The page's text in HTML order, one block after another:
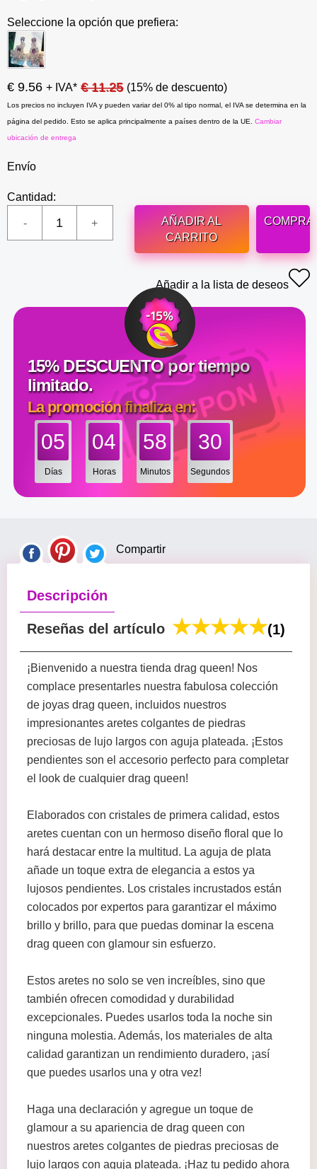
Seleccione la opción que prefiera:
€ 9.56 + IVA* € 11.25 (15% de descuento)
Los precios no incluyen IVA y pueden variar del 0% al tipo normal, el IVA se determina en la
página del pedido. Esto se aplica principalmente a países dentro de la UE. Cambiar
ubicación de entrega
Envío
Cantidad:
AÑADIR AL
CARRITO
Añadir a la lista de deseos
15% DESCUENTO por tiempo
limitado.
La promoción finaliza en:
05
Días
04
Horas
58
Minutos
30
Segundos
Compartir
Descripción
Reseñas del artículo (1)
¡Bienvenido a nuestra tienda drag queen! Nos
complace presentarles nuestra fabulosa colección
de joyas drag queen, incluidos nuestros
impresionantes aretes colgantes de piedras
preciosas de lujo largos con aguja plateada. ¡Estos
pendientes son el accesorio perfecto para completar
el look de cualquier drag queen!
Elaborados con cristales de primera calidad, estos
aretes cuentan con un hermoso diseño floral que lo
hará destacar entre la multitud. La aguja de plata
añade un toque extra de elegancia a estos ya
lujosos pendientes. Los cristales incrustados están
colocados por expertos para garantizar el máximo
brillo y brillo, para que puedas dominar la escena
drag queen con glamour sin esfuerzo.
Estos aretes no solo se ven increíbles, sino que
también ofrecen comodidad y durabilidad
excepcionales. Puedes usarlos toda la noche sin
ninguna molestia. Además, los materiales de alta
calidad garantizan un rendimiento duradero, ¡así
que puedes usarlos una y otra vez!
Haga una declaración y agregue un toque de
glamour a su apariencia de drag queen con
nuestros aretes colgantes de piedras preciosas de
lujo largos con aguja plateada. ¡Haz tu pedido ahora